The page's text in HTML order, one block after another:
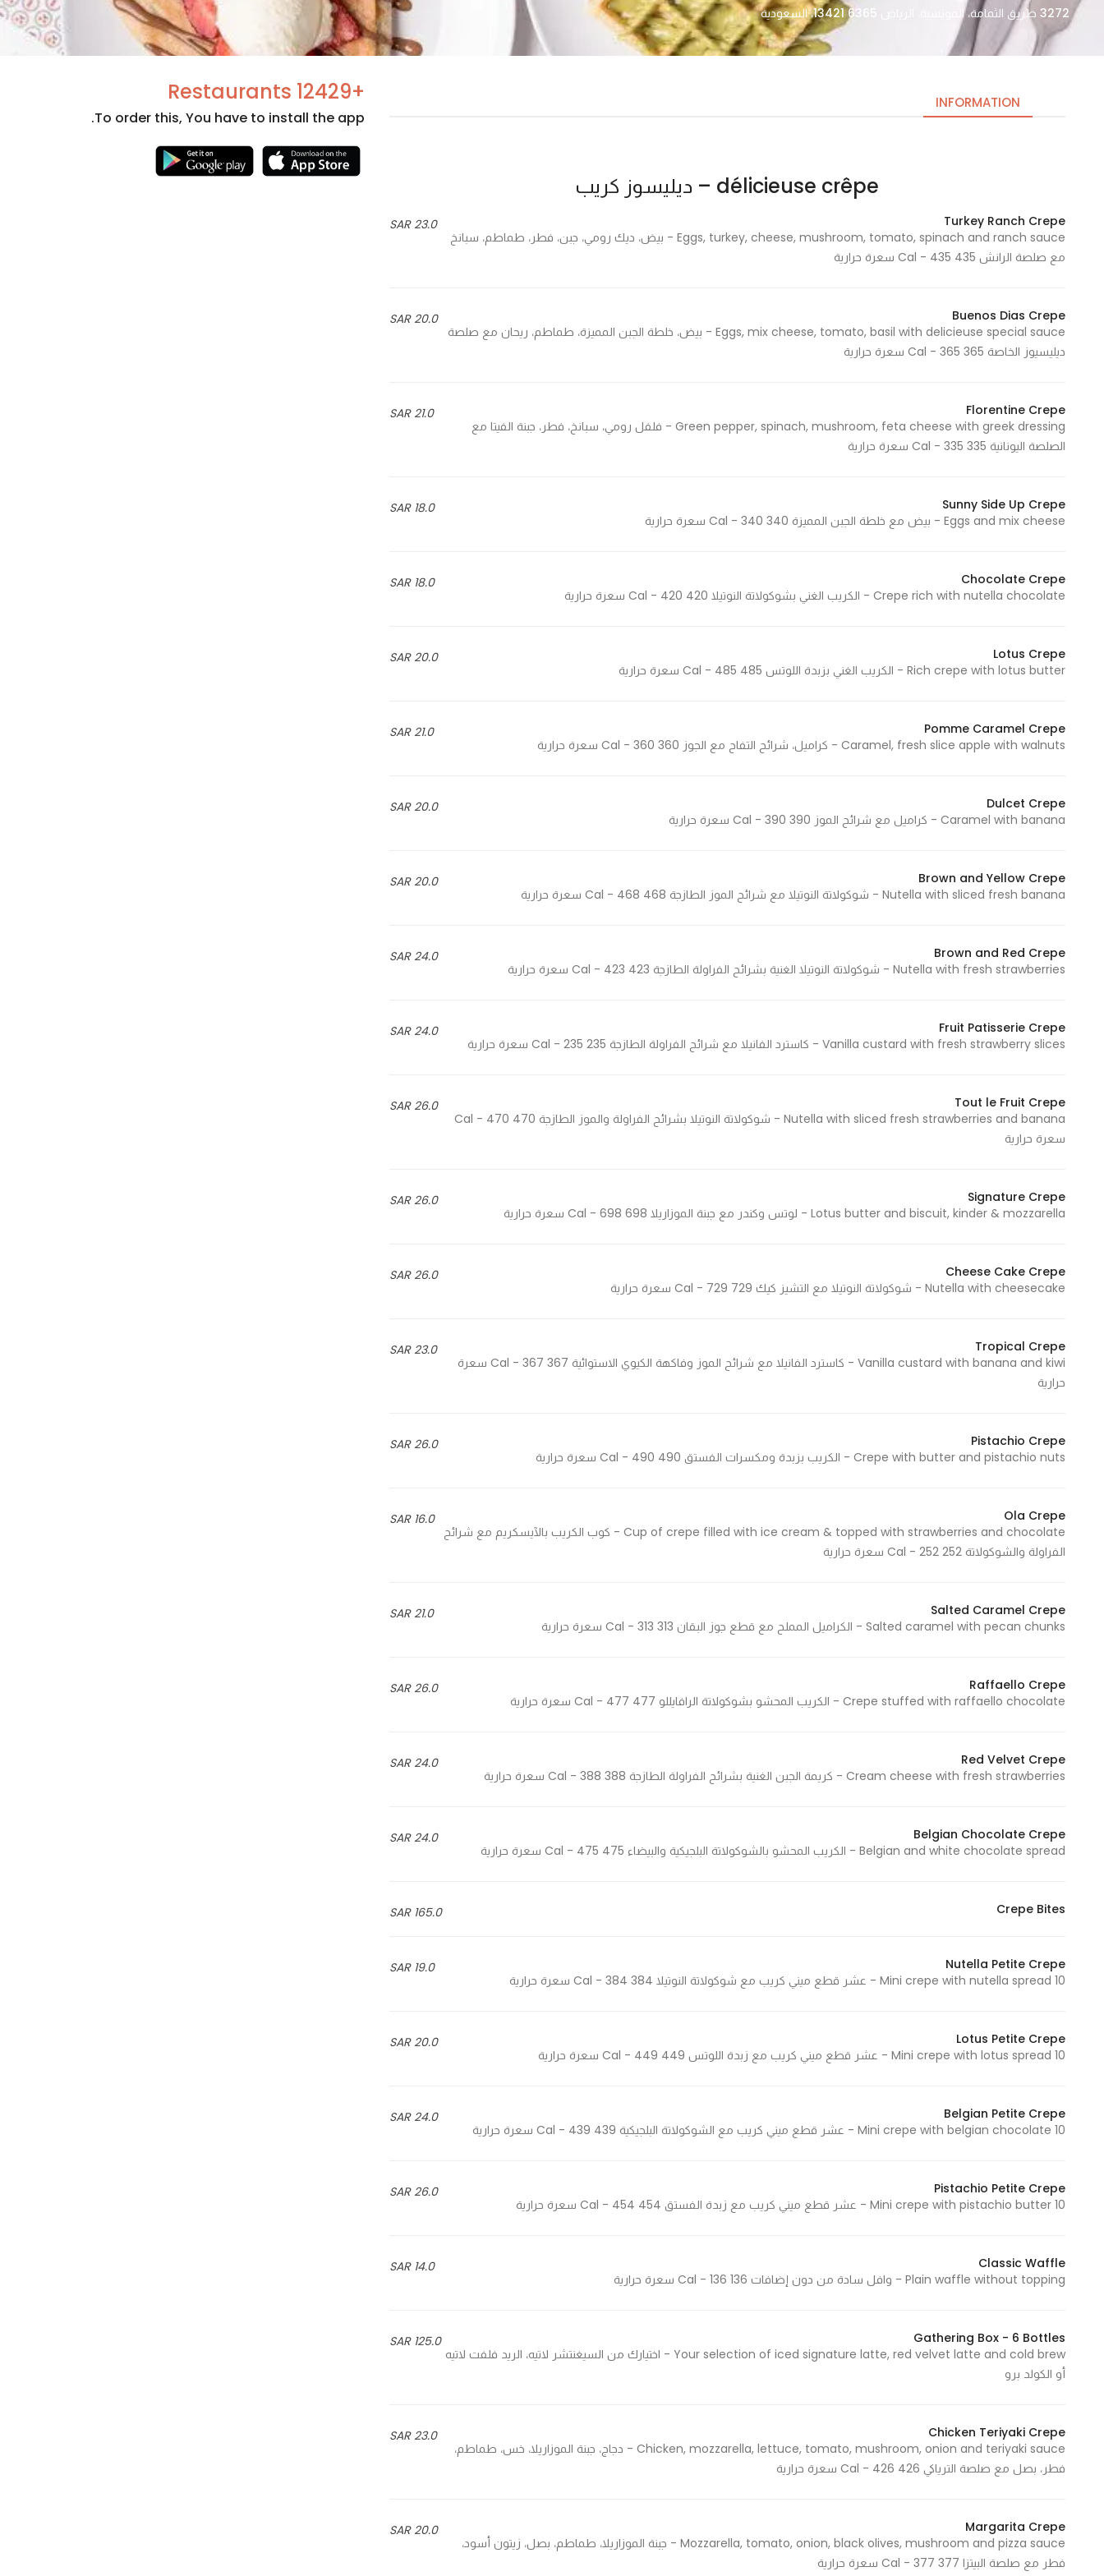
3272 طريق الثمامة، المونسية، الرياض 13421 6365، السعودية
INFORMATION
délicieuse crêpe – ديليسوز كريب
23.0 SAR
Turkey Ranch Crepe
Eggs, turkey, cheese, mushroom, tomato, spinach and ranch sauce - بيض، ديك رومي، جبن، فطر، طماطم، سبانخ
مع صلصة الرانش 435 Cal - 435 سعرة حرارية
20.0 SAR
Buenos Dias Crepe
Eggs, mix cheese, tomato, basil with delicieuse special sauce - بيض، خلطة الجبن المميزة، طماطم، ريحان مع صلصة
ديليسيوز الخاصة 365 Cal - 365 سعرة حرارية
21.0 SAR
Florentine Crepe
Green pepper, spinach, mushroom, feta cheese with greek dressing - فلفل رومي، سبانخ، فطر، جبنة الفيتا مع
الصلصة اليونانية 335 Cal - 335 سعرة حرارية
18.0 SAR
Sunny Side Up Crepe
Eggs and mix cheese - بيض مع خلطة الجبن المميزة 340 Cal - 340 سعرة حرارية
18.0 SAR
Chocolate Crepe
Crepe rich with nutella chocolate - الكريب الغني بشوكولاتة النوتيلا 420 Cal - 420 سعرة حرارية
20.0 SAR
Lotus Crepe
Rich crepe with lotus butter - الكريب الغني بزبدة اللوتس 485 Cal - 485 سعرة حرارية
21.0 SAR
Pomme Caramel Crepe
Caramel, fresh slice apple with walnuts - كراميل، شرائح التفاح مع الجوز 360 Cal - 360 سعرة حرارية
20.0 SAR
Dulcet Crepe
Caramel with banana - كراميل مع شرائح الموز 390 Cal - 390 سعرة حرارية
20.0 SAR
Brown and Yellow Crepe
Nutella with sliced fresh banana - شوكولاتة النوتيلا مع شرائح الموز الطازجة 468 Cal - 468 سعرة حرارية
24.0 SAR
Brown and Red Crepe
Nutella with fresh strawberries - شوكولاتة النوتيلا الغنية بشرائح الفراولة الطازجة 423 Cal - 423 سعرة حرارية
24.0 SAR
Fruit Patisserie Crepe
Vanilla custard with fresh strawberry slices - كاسترد الفانيلا مع شرائح الفراولة الطازجة 235 Cal - 235 سعرة حرارية
26.0 SAR
Tout le Fruit Crepe
Nutella with sliced fresh strawberries and banana - شوكولاتة النوتيلا بشرائح الفراولة والموز الطازجة 470 Cal - 470
سعرة حرارية
26.0 SAR
Signature Crepe
Lotus butter and biscuit, kinder & mozzarella - لوتس وكندر مع جبنة الموزاريلا 698 Cal - 698 سعرة حرارية
26.0 SAR
Cheese Cake Crepe
Nutella with cheesecake - شوكولاتة النوتيلا مع التشيز كيك 729 Cal - 729 سعرة حرارية
23.0 SAR
Tropical Crepe
Vanilla custard with banana and kiwi - كاسترد الفانيلا مع شرائح الموز وفاكهة الكيوي الاستوائية 367 Cal - 367 سعرة
حرارية
26.0 SAR
Pistachio Crepe
Crepe with butter and pistachio nuts - الكريب بزبدة ومكسرات الفستق 490 Cal - 490 سعرة حرارية
16.0 SAR
Ola Crepe
Cup of crepe filled with ice cream & topped with strawberries and chocolate - كوب الكريب بالآيسكريم مع شرائح
الفراولة والشوكولاتة 252 Cal - 252 سعرة حرارية
21.0 SAR
Salted Caramel Crepe
Salted caramel with pecan chunks - الكراميل المملح مع قطع جوز البقان 313 Cal - 313 سعرة حرارية
26.0 SAR
Raffaello Crepe
Crepe stuffed with raffaello chocolate - الكريب المحشو بشوكولاتة الرافايللو 477 Cal - 477 سعرة حرارية
24.0 SAR
Red Velvet Crepe
Cream cheese with fresh strawberries - كريمة الجبن الغنية بشرائح الفراولة الطازجة 388 Cal - 388 سعرة حرارية
24.0 SAR
Belgian Chocolate Crepe
Belgian and white chocolate spread - الكريب المحشو بالشوكولاتة البلجيكية والبيضاء 475 Cal - 475 سعرة حرارية
165.0 SAR Crepe Bites
19.0 SAR
Nutella Petite Crepe
10 Mini crepe with nutella spread - عشر قطع ميني كريب مع شوكولاتة النوتيلا 384 Cal - 384 سعرة حرارية
20.0 SAR
Lotus Petite Crepe
10 Mini crepe with lotus spread - عشر قطع ميني كريب مع زبدة اللوتس 449 Cal - 449 سعرة حرارية
24.0 SAR
Belgian Petite Crepe
10 Mini crepe with belgian chocolate - عشر قطع ميني كريب مع الشوكولاتة البلجيكية 439 Cal - 439 سعرة حرارية
26.0 SAR
Pistachio Petite Crepe
10 Mini crepe with pistachio butter - عشر قطع ميني كريب مع زبدة الفستق 454 Cal - 454 سعرة حرارية
14.0 SAR
Classic Waffle
Plain waffle without topping - وافل سادة من دون إضافات 136 Cal - 136 سعرة حرارية
125.0 SAR
Gathering Box - 6 Bottles
Your selection of iced signature latte, red velvet latte and cold brew - اختيارك من السيغنتشر لاتيه، الريد فلفت لاتيه
أو الكولد برو
23.0 SAR
Chicken Teriyaki Crepe
Chicken, mozzarella, lettuce, tomato, mushroom, onion and teriyaki sauce - دجاج، جبنة الموزاريلا، خس، طماطم،
فطر، بصل مع صلصة الترياكي 426 Cal - 426 سعرة حرارية
20.0 SAR
Margarita Crepe
Mozzarella, tomato, onion, black olives, mushroom and pizza sauce - جبنة الموزاريلا، طماطم، بصل، زيتون أسود،
فطر مع صلصة البيتزا 377 Cal - 377 سعرة حرارية
+12429 Restaurants
To order this, You have to install the app.
cookies
are not
optional.
for the
website to
Statistics
In order for
the
website's
structure,
website is
used.
Experience
In order for
as well as
visit. If you
refuse
some
from the
Marketing
By sharing
behavior as
increase the
chance of
content and
offers.